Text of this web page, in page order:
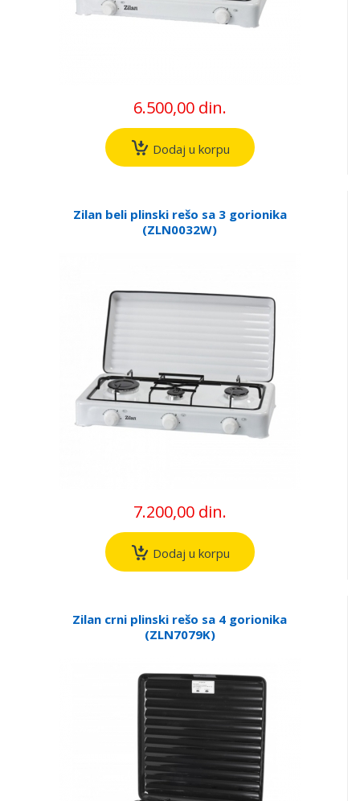
6.500,00 din.
Dodaj u korpu
Zilan beli plinski rešo sa 3 gorionika
(ZLN0032W)
7.200,00 din.
Dodaj u korpu
Zilan crni plinski rešo sa 4 gorionika
(ZLN7079K)